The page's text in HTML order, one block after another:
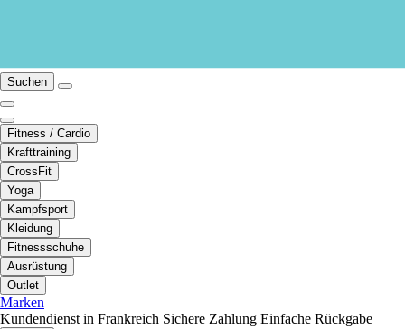
Suchen
Fitness / Cardio
Krafttraining
CrossFit
Yoga
Kampfsport
Kleidung
Fitnessschuhe
Ausrüstung
Outlet
Marken
Kundendienst in Frankreich Sichere Zahlung Einfache Rückgabe